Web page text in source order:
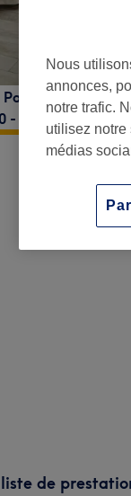
Paris
75011
- 20:00
de
Nous
annonces,
notre trafic.
utilisez notre
médias